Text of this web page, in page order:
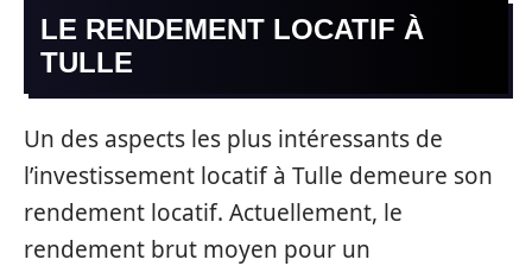
LE RENDEMENT LOCATIF À
TULLE
Un des aspects les plus intéressants de
l’investissement locatif à Tulle demeure son
rendement locatif. Actuellement, le
rendement brut moyen pour un